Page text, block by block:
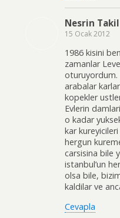
Nesrin Takil
15 Ocak 2012
1986 kisini
zamanlar
oturuyordum.
arabalar
kopekler
Evlerin
o kadar
kar
hergun
carsisina bile
istanbul’un
olsa bile,
kaldilar ve
Cevapla